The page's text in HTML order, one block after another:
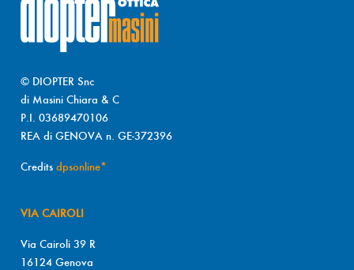
© DIOPTER Snc
di Masini Chiara & C
P.I. 03689470106
REA di GENOVA n. GE-372396
Credits dpsonline*
VIA CAIROLI
Via Cairoli 39 R
16124 Genova